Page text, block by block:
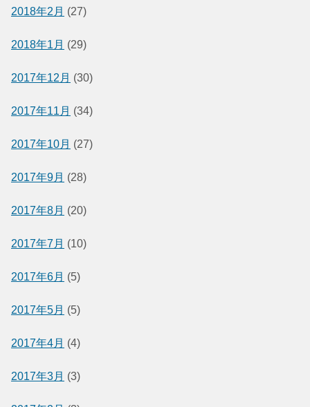
2018年2月 (27)
2018年1月 (29)
2017年12月 (30)
2017年11月 (34)
2017年10月 (27)
2017年9月 (28)
2017年8月 (20)
2017年7月 (10)
2017年6月 (5)
2017年5月 (5)
2017年4月 (4)
2017年3月 (3)